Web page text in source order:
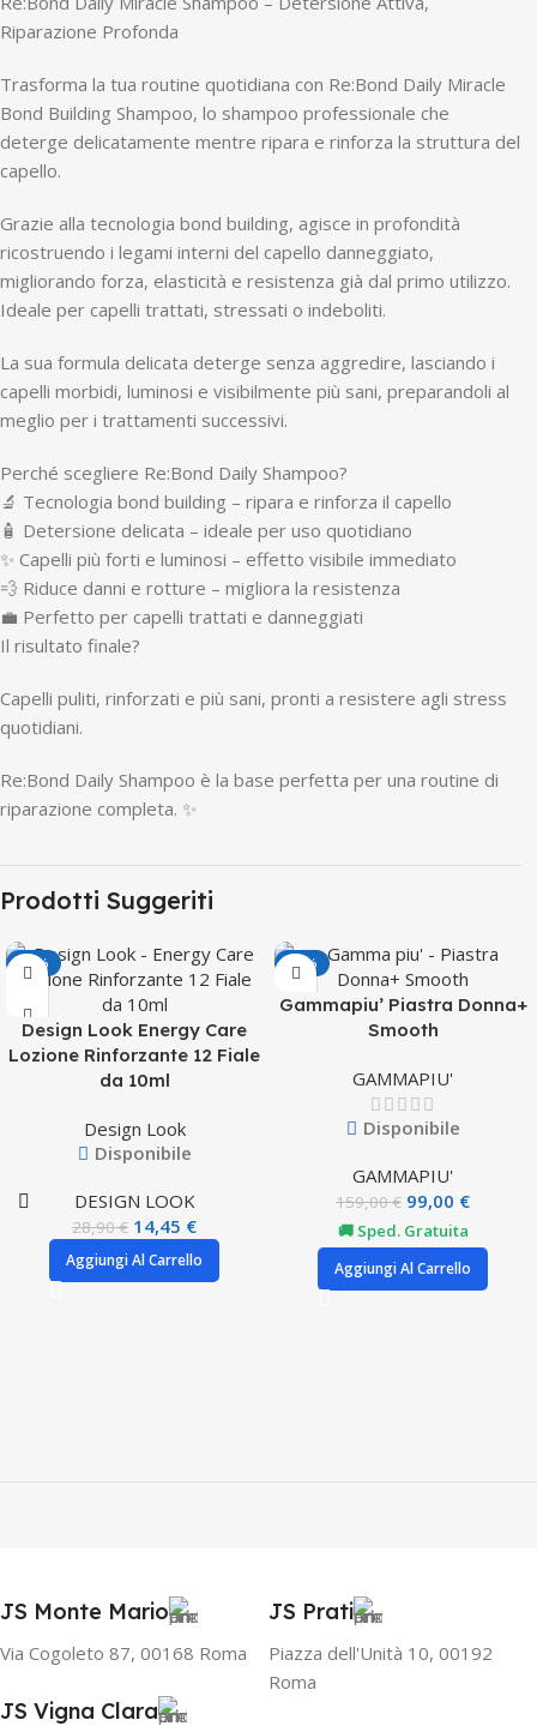
Riparazione Profonda
Trasforma la tua routine quotidiana con Re:Bond Daily Miracle
Bond Building Shampoo, lo shampoo professionale che
deterge delicatamente mentre ripara e rinforza la struttura del
capello.
Grazie alla tecnologia bond building, agisce in profondità
ricostruendo i legami interni del capello danneggiato,
migliorando forza, elasticità e resistenza già dal primo utilizzo.
Ideale per capelli trattati, stressati o indeboliti.
La sua formula delicata deterge senza aggredire, lasciando i
capelli morbidi, luminosi e visibilmente più sani, preparandoli al
meglio per i trattamenti successivi.
Perché scegliere Re:Bond Daily Shampoo?
🔬 Tecnologia bond building – ripara e rinforza il capello
🧴 Detersione delicata – ideale per uso quotidiano
✨ Capelli più forti e luminosi – effetto visibile immediato
💨 Riduce danni e rotture – migliora la resistenza
💼 Perfetto per capelli trattati e danneggiati
Il risultato finale?
Capelli puliti, rinforzati e più sani, pronti a resistere agli stress
quotidiani.
Re:Bond Daily Shampoo è la base perfetta per una routine di
riparazione completa. ✨
Prodotti Suggeriti
-50%
Design Look Energy Care
Lozione Rinforzante 12 Fiale
da 10ml
Design Look
Disponibile
DESIGN LOOK
28,90€ 14,45 €
Aggiungi Al Carrello
-38%
Gammapiu’ Piastra Donna+
Smooth
GAMMAPIU'
Disponibile
GAMMAPIU'
159,00€ 99,00 €
🚚 Sped. Gratuita
Aggiungi Al Carrello
JS Monte Mario
Via Cogoleto 87, 00168 Roma
JS Prati
Piazza dell'Unità 10, 00192
Roma
JS Vigna Clara